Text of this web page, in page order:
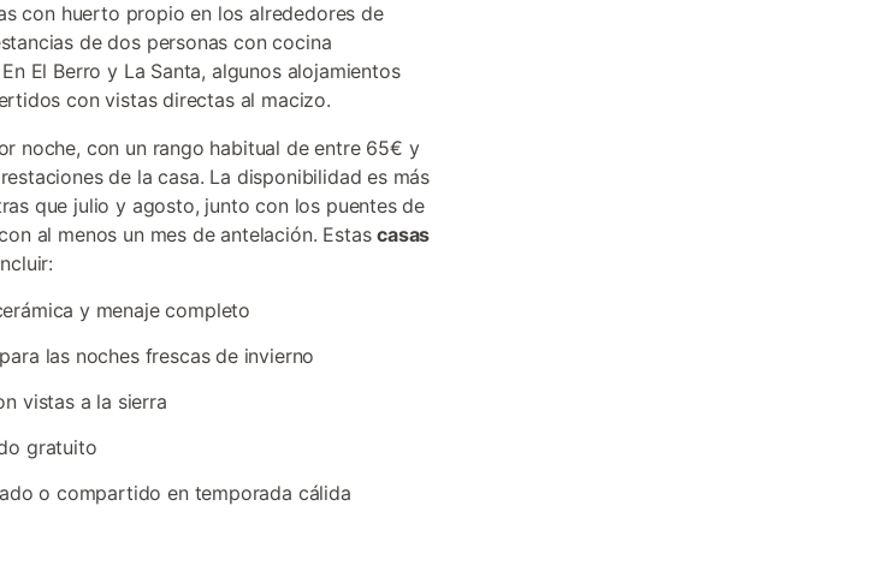
con huerto propio en los alrededores de
de dos personas con cocina
El Berro y La Santa, algunos alojamientos
con vistas directas al macizo.
noche, con un rango habitual de entre 65€ y
de la casa. La disponibilidad es más
que julio y agosto, junto con los puentes de
al menos un mes de antelación. Estascasas
y menaje completo
las noches frescas de invierno
vistas a la sierra
gratuito
o compartido en temporada cálida